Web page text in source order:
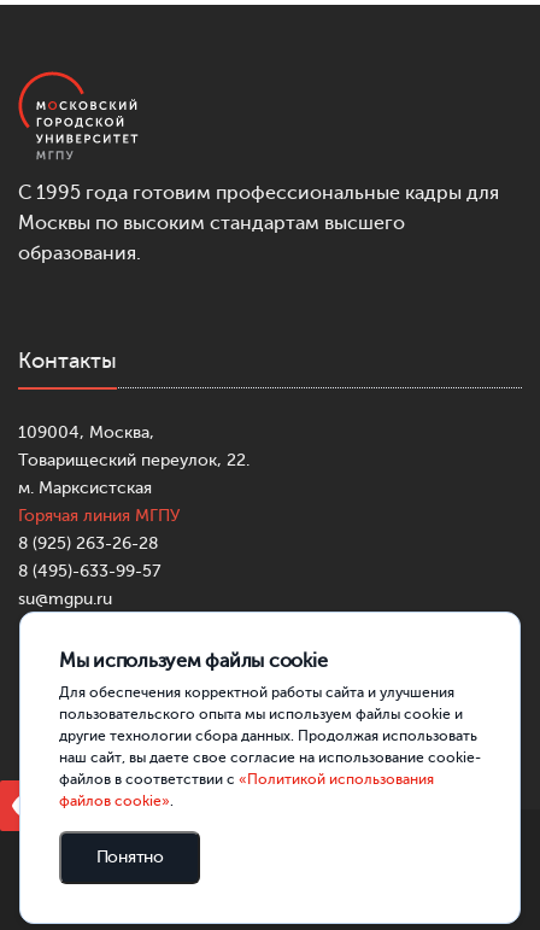
С 1995 года готовим профессиональные кадры для
Москвы по высоким стандартам высшего
образования.
Контакты
109004, Москва,
Товарищеский переулок, 22.
м. Марксистская
Горячая линия МГПУ
8 (925) 263-26-28
8 (495)-633-99-57
su@mgpu.ru
ГАОУ ВО МГПУ, 2026
Версия для слабовидящих
Мы используем файлы cookie
Для обеспечения корректной работы сайта и улучшения
пользовательского опыта мы используем файлы cookie и
другие технологии сбора данных. Продолжая использовать
наш сайт, вы даете свое согласие на использование cookie-
файлов в соответствии с «Политикой использования
файлов cookie».
Понятно